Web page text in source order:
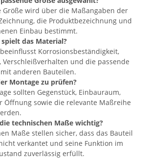
Größe wird über die Maßangaben der
die Produktbezeichnung und
Einbau bestimmt.
spielt das Material?
Korrosionsbeständigkeit,
Verschleißverhalten und die passende
anderen Bauteilen.
Montage zu prüfen?
sollten Gegenstück, Einbauraum,
Öffnung sowie die relevante Maßreihe
technischen Maße wichtig?
Maße stellen sicher, dass das Bauteil
verkantet und seine Funktion im
zuverlässig erfüllt.